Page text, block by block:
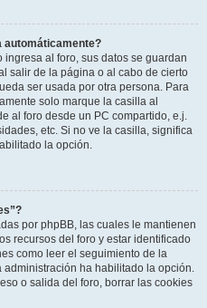
automáticamente?
ingresa al foro, sus datos se guardan
salir de la página o al cabo de cierto
ser usada por otra persona. Para
solo marque la casilla al
al foro desde un PC compartido, e.j.
etc. Si no ve la casilla, significa
la opción.
por phpBB, las cuales le mantienen
recursos del foro y estar identificado
como leer el seguimiento de la
ha habilitado la opción.
o salida del foro, borrar las cookies